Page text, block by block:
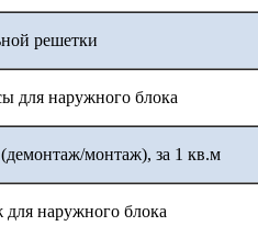
решетки
для наружного блока
монтаж), за 1 кв.м
наружного блока